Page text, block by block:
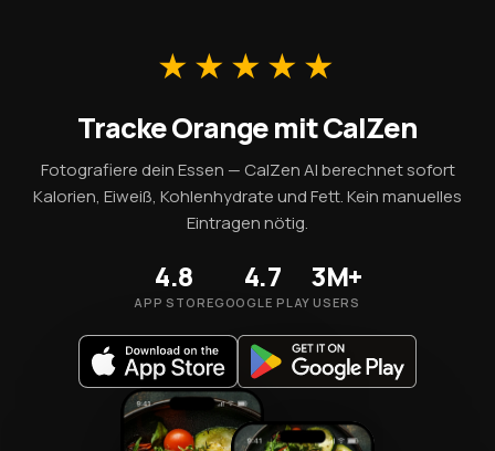
Portion hat etwa 62 kcal.★★★★★
Tracke Orange mit CalZen
Fotografiere dein Essen — CalZen AI berechnet sofort
Kalorien, Eiweiß, Kohlenhydrate und Fett. Kein manuelles
Eintragen nötig.
4.8
APP STORE
4.7
GOOGLE PLAY
3M+
USERS